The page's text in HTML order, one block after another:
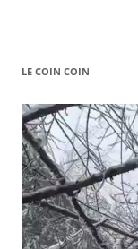
LE COIN COIN
Video
Player